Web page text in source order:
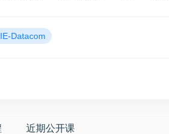
Datacom
近期公开课